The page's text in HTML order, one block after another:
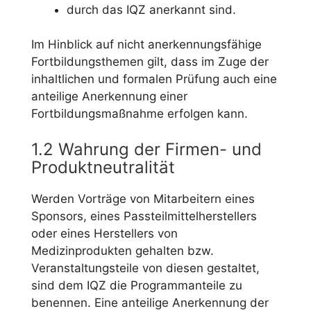
durch das IQZ anerkannt sind.
Im Hinblick auf nicht anerkennungsfähige
Fortbildungsthemen gilt, dass im Zuge der
inhaltlichen und formalen Prüfung auch eine
anteilige Anerkennung einer
Fortbildungsmaßnahme erfolgen kann.
1.2 Wahrung der Firmen- und
Produktneutralität
Werden Vorträge von Mitarbeitern eines
Sponsors, eines Passteilmittelherstellers
oder eines Herstellers von
Medizinprodukten gehalten bzw.
Veranstaltungsteile von diesen gestaltet,
sind dem IQZ die Programmanteile zu
benennen. Eine anteilige Anerkennung der